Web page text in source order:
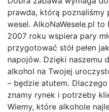
prawda, którą poznaliśmy
wesel. AlkoNaWesele.pl
2007 roku wspiera pary
przygotować stół pełen
napojów. Dzięki naszemu
alkohol na Twojej
– będzie atutem.
znamy rynek i potrzeby
Wiemy, które alkohole